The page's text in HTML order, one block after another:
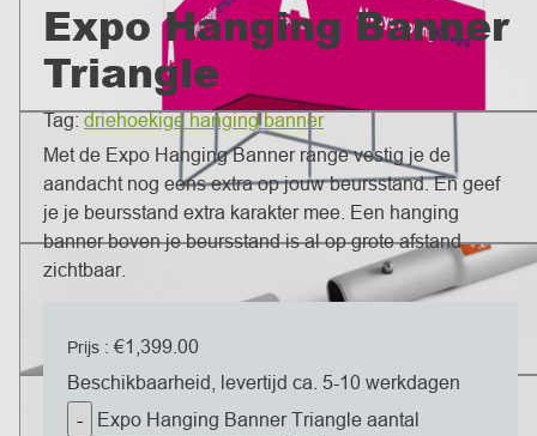
Expo Hanging Banner
Triangle
Tag: driehoekige hanging banner
Met de Expo Hanging Banner range vestig je de
aandacht nog eens extra op jouw beursstand. En geef
je je beursstand extra karakter mee. Een hanging
banner boven je beursstand is al op grote afstand
zichtbaar.
Prijs : €1,399.00
Beschikbaarheid, levertijd ca. 5-10 werkdagen
Expo Hanging Banner Triangle aantal